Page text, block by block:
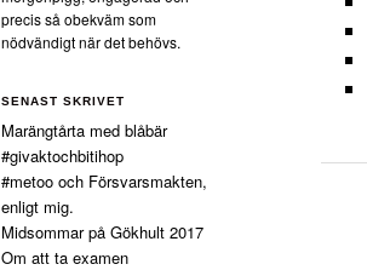
precis så obekväm som
nödvändigt när det behövs.
SENAST SKRIVET
Marängtårta med blåbär
#givaktochbitihop
#metoo och Försvarsmakten,
enligt mig.
Midsommar på Gökhult 2017
Om att ta examen